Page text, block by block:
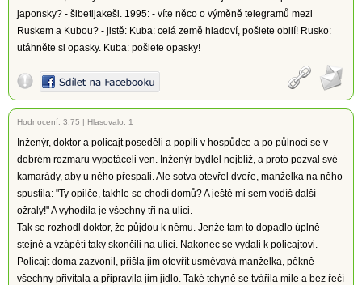
japonsky? - šibetijakeši. 1995: - víte něco o výměně telegramů mezi
Ruskem a Kubou? - jistě: Kuba: celá země hladoví, pošlete obilí! Rusko:
utáhněte si opasky. Kuba: pošlete opasky!
Hodnocení: 3.75 | Hlasovalo: 1
Inženýr, doktor a policajt poseděli a popili v hospůdce a po půlnoci se v
dobrém rozmaru vypotáceli ven. Inženýr bydlel nejblíž, a proto pozval své
kamarády, aby u něho přespali. Ale sotva otevřel dveře, manželka na něho
spustila: "Ty opilče, takhle se chodí domů? A ještě mi sem vodíš další
ožraly!" A vyhodila je všechny tři na ulici.
Tak se rozhodl doktor, že půjdou k němu. Jenže tam to dopadlo úplně
stejně a vzápětí taky skončili na ulici. Nakonec se vydali k policajtovi.
Policajt doma zazvonil, přišla jim otevřít usměvavá manželka, pěkně
všechny přivítala a připravila jim jídlo. Také tchyně se tvářila mile a bez řečí